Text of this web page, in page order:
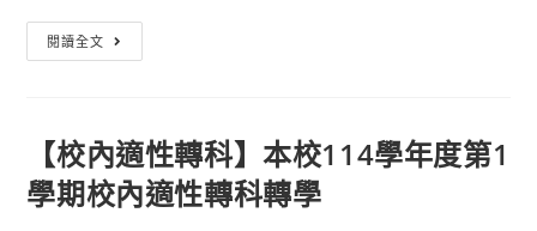
度
期
校
內
閱讀全文
學】
114
學
年
【校內適性轉科】本校114學年度第1
學期校內適性轉科轉學